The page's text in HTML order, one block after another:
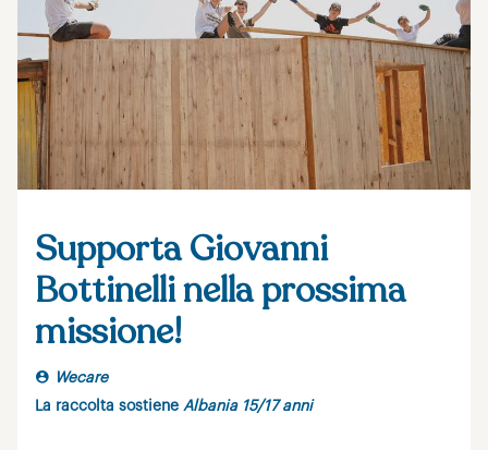
Supporta Giovanni
Bottinelli nella prossima
missione!
Wecare
La raccolta sostiene Albania 15/17 anni